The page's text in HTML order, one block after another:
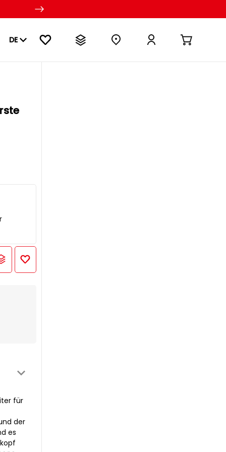
DE
für
der
es